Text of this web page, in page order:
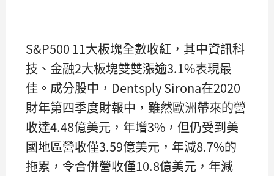
S&P500 11大板塊全數收紅，其中資訊科
技、金融2大板塊雙雙漲逾3.1%表現最
佳。成分股中，Dentsply Sirona在2020
財年第四季度財報中，雖然歐洲帶來的營
收達4.48億美元，年增3%，但仍受到美
國地區營收僅3.59億美元，年減8.7%的
拖累，令合併營收僅10.8億美元，年減